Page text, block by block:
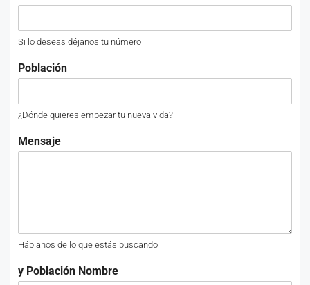
Si lo deseas déjanos tu número
Población
¿Dónde quieres empezar tu nueva vida?
Mensaje
Háblanos de lo que estás buscando
y Población Nombre